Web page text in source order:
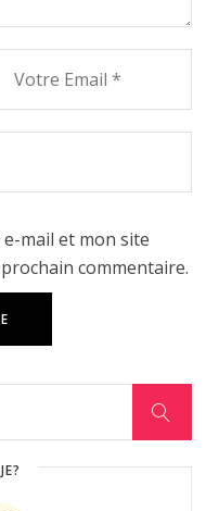
mail et mon site
commentaire.